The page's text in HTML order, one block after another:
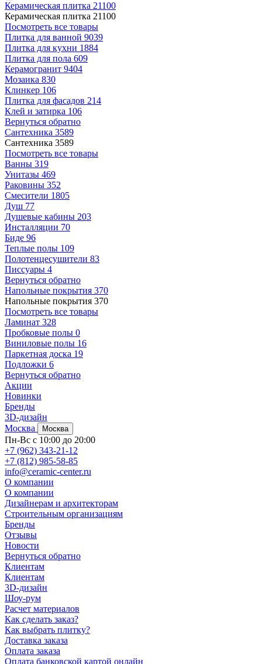
Керамическая плитка 21100
Керамическая плитка 21100
Посмотреть все товары
Плитка для ванной 9039
Плитка для кухни 1884
Плитка для пола 609
Керамогранит 9404
Мозаика 830
Клинкер 106
Плитка для фасадов 214
Клей и затирка 106
Вернуться обратно
Сантехника 3589
Сантехника 3589
Посмотреть все товары
Ванны 319
Унитазы 469
Раковины 352
Смесители 1805
Душ 77
Душевые кабины 203
Инсталляции 70
Биде 96
Теплые полы 109
Полотенцесушители 83
Писсуары 4
Вернуться обратно
Напольные покрытия 370
Напольные покрытия 370
Посмотреть все товары
Ламинат 328
Пробковые полы 0
Виниловые полы 16
Паркетная доска 19
Подложки 6
Вернуться обратно
Акции
Новинки
Бренды
3D-дизайн
Москва
Москва
Пн-Вс с 10:00 до 20:00
+7 (962) 343-21-12
+7 (812) 985-58-85
info@ceramic-center.ru
О компании
О компании
Дизайнерам и архитекторам
Строительным организациям
Бренды
Отзывы
Новости
Вернуться обратно
Клиентам
Клиентам
3D-дизайн
Шоу-рум
Расчет материалов
Как сделать заказ?
Как выбрать плитку?
Доставка заказа
Оплата заказа
Оплата банковской картой онлайн